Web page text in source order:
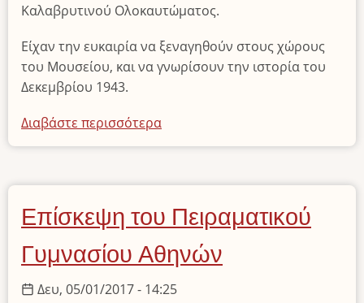
Καλαβρυτινού Ολοκαυτώματος.
Είχαν την ευκαιρία να ξεναγηθούν στους χώρους
του Μουσείου, και να γνωρίσουν την ιστορία του
Δεκεμβρίου 1943.
Διαβάστε περισσότερα
το
του
Γυμνασίου
Μυτιλήνης
Επίσκεψη του Πειραματικού
Γυμνασίου Αθηνών
Δευ, 05/01/2017 - 14:25